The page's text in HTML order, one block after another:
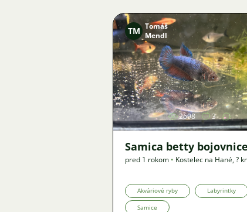
Obrázok
TM Tomáš
Mendl
2698 3
Samica betty
pred 1 rokom • Kostelec na Hané,?
Akváriové ryby Labyrintky
Samice